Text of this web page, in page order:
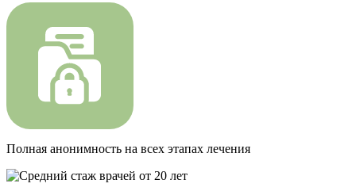
Полная анонимность на всех этапах лечения